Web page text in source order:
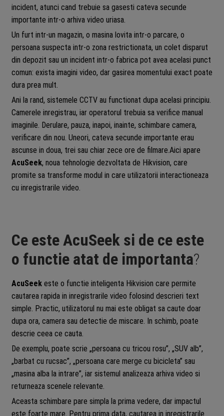
incident, atunci cand trebuie sa gasesti cateva secunde
importante intr-o arhiva video uriasa.
Un furt intr-un magazin, o masina lovita intr-o parcare, o
persoana suspecta intr-o zona restrictionata, un colet disparut
din depozit sau un incident intr-o fabrica pot avea acelasi punct
comun: exista imagini video, dar gasirea momentului exact poate
dura prea mult.
Ani la rand, sistemele CCTV au functionat dupa acelasi principiu.
Camerele inregistrau, iar operatorul trebuia sa verifice manual
imaginile. Derulare, pauza, inapoi, inainte, schimbare camera,
verificare din nou. Uneori, cateva secunde importante erau
ascunse in doua, trei sau chiar zece ore de filmare.Aici apare
AcuSeek, noua tehnologie dezvoltata de Hikvision, care
promite sa transforme modul in care utilizatorii interactioneaza
cu inregistrarile video.
Ce este AcuSeek si de ce este
o functie atat de importanta?
AcuSeekeste o functie inteligenta Hikvision care permite
cautarea rapida in inregistrarile video folosind descrieri text
simple. Practic, utilizatorul nu mai este obligat sa caute doar
dupa ora, camera sau detectie de miscare. In schimb, poate
descrie ceea ce cauta.
De exemplu, poate scrie „persoana cu tricou rosu”, „SUV alb”,
„barbat cu rucsac”, „persoana care merge cu bicicleta” sau
„masina alba la intrare”, iar sistemul analizeaza arhiva video si
returneaza scenele relevante.
Aceasta schimbare pare simpla la prima vedere, dar impactul
este foarte mare. Pentru prima data, cautarea in inregistrarile